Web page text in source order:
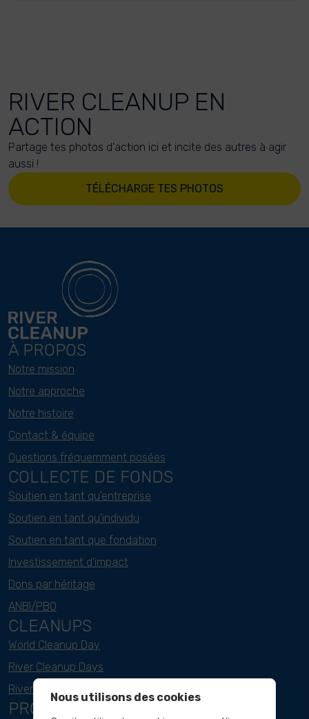
RIVER CLEANUP EN
ACTION
Partage tes photos d'action ici et incite des autres à agir
aussi !
TÉLÉCHARGE TES PHOTOS
À PROPOS
Notre mission
Notre approche
Notre histoire
Contact & équipe
Questions fréquemment posées
COLLECTE DE FONDS
Soutien en tant qu'entreprise
Soutien en tant qu'individu
Soutien en tant que fondation
Investissement d'impact
Dons par héritage
ANBI/PBO
CLEANUPS
World Cleanup Day
River Cleanup Days
River Cleanup Challenge
PROJECTS
Nous utilisons des cookies